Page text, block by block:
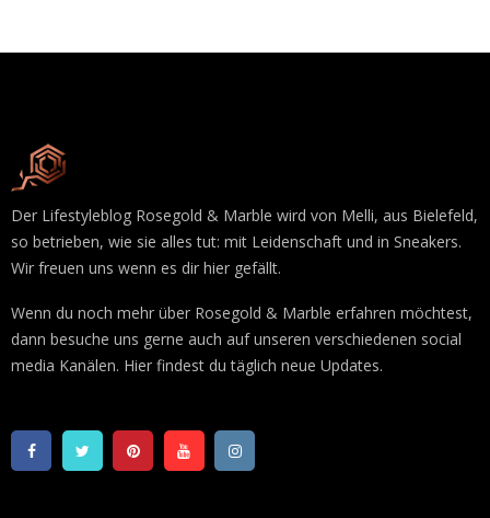
Der Lifestyleblog Rosegold & Marble wird von Melli, aus Bielefeld,
so betrieben, wie sie alles tut: mit Leidenschaft und in Sneakers.
Wir freuen uns wenn es dir hier gefällt.
Wenn du noch mehr über Rosegold & Marble erfahren möchtest,
dann besuche uns gerne auch auf unseren verschiedenen social
media Kanälen. Hier findest du täglich neue Updates.